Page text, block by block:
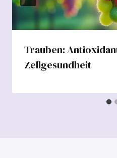
Trauben:
Zellgesundheit